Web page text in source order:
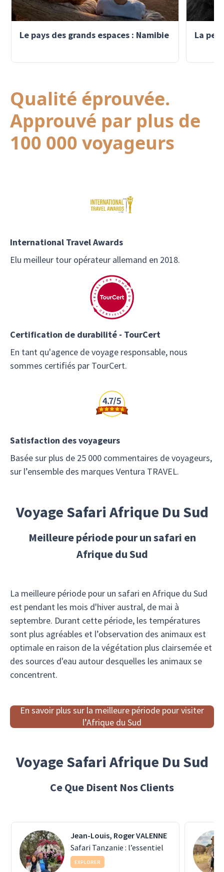
Le pays des grands espaces : Namibie La
Qualité éprouvée.
Approuvé par plus de
100 000 voyageurs
International Travel Awards
Elu meilleur tour opérateur allemand en 2018.
Certification de durabilité - TourCert
En tant qu'agence de voyage responsable, nous
sommes certifiés par TourCert.
Satisfaction des voyageurs
Basée sur plus de 25 000 commentaires de voyageurs,
sur l’ensemble des marques Ventura TRAVEL.
Voyage Safari Afrique Du Sud
Meilleure période pour un safari en
Afrique du Sud
La meilleure période pour un safari en Afrique du Sud
est pendant les mois d'hiver austral, de mai à
septembre. Durant cette période, les températures
sont plus agréables et l’observation des animaux est
optimale en raison de la végétation plus clairsemée et
des sources d'eau autour desquelles les animaux se
concentrent.
En savoir plus sur la meilleure période pour visiter
l’Afrique du Sud
Voyage Safari Afrique Du Sud
Ce Que Disent Nos Clients
Jean-Louis, Roger VALENNE
Safari Tanzanie : l’essentiel
EXPLORER